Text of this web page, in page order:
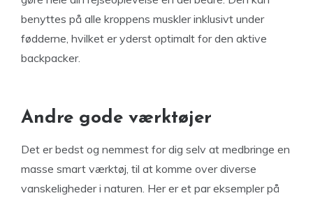
benyttes på alle kroppens muskler inklusivt under
fødderne, hvilket er yderst optimalt for den aktive
backpacker.
Andre gode værktøjer
Det er bedst og nemmest for dig selv at medbringe en
masse smart værktøj, til at komme over diverse
vanskeligheder i naturen. Her er et par eksempler på